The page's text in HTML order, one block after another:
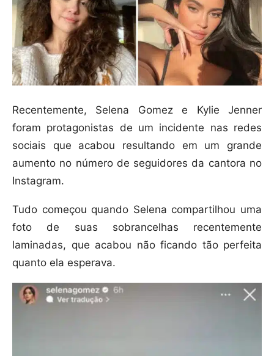
Recentemente, Selena Gomez e Kylie Jenner
foram protagonistas de um incidente nas redes
sociais que acabou resultando em um grande
aumento no número de seguidores da cantora no
Instagram.
Tudo começou quando Selena compartilhou uma
foto de suas sobrancelhas recentemente
laminadas, que acabou não ficando tão perfeita
quanto ela esperava.